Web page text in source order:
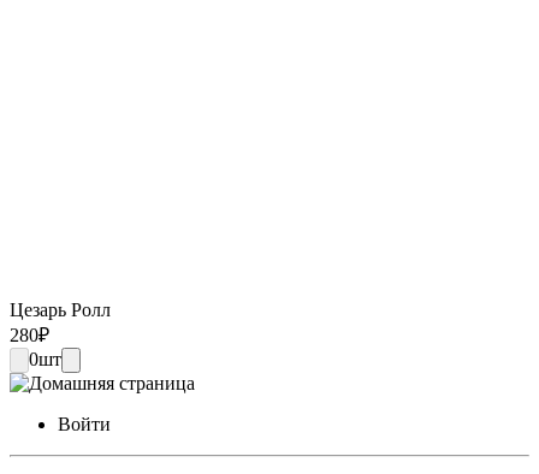
Цезарь Ролл
280₽
0шт
Войти